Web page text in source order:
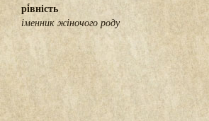
рі́вність
іменник жіночого роду